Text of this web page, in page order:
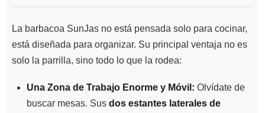
La barbacoa SunJas no está pensada solo para cocinar,
está diseñada para organizar. Su principal ventaja no es
solo la parrilla, sino todo lo que la rodea:
Una Zona de Trabajo Enorme y Móvil: Olvídate de
buscar mesas. Sus dos estantes laterales de